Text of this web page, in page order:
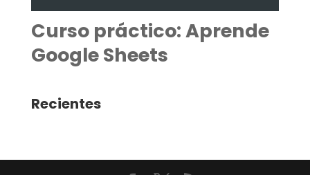
Curso práctico: Aprende
Google Sheets
Recientes